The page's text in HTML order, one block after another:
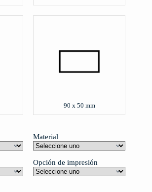
90 x 50 mm
Material
Opción de impresión